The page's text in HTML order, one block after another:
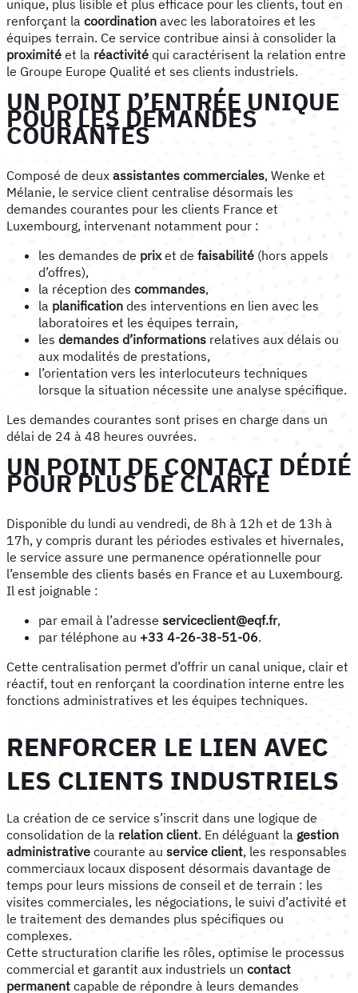
unique, plus lisible et plus efficace pour les clients, tout en
renforçant la coordination avec les laboratoires et les
équipes terrain. Ce service contribue ainsi à consolider la
proximité et la réactivité qui caractérisent la relation entre
le Groupe Europe Qualité et ses clients industriels.
UN POINT D’ENTRÉE UNIQUE
POUR LES DEMANDES
COURANTES
Composé de deux assistantes commerciales, Wenke et
Mélanie, le service client centralise désormais les
demandes courantes pour les clients France et
Luxembourg, intervenant notamment pour :
les demandes de prixet de faisabilité (hors appels
d’offres),
la réception des commandes,
la planification des interventions en lien avec les
laboratoires et les équipes terrain,
les demandes d’informations relatives aux délais ou
aux modalités de prestations,
l’orientation vers les interlocuteurs techniques
lorsque la situation nécessite une analyse spécifique.
Les demandes courantes sont prises en charge dans un
délai de 24 à 48 heures ouvrées.
UN POINT DE CONTACT DÉDIÉ
POUR PLUS DE CLARTÉ
Disponible du lundi au vendredi, de 8h à 12h et de 13h à
17h, y compris durant les périodes estivales et hivernales,
le service assure une permanence opérationnelle pour
l’ensemble des clients basés en France et au Luxembourg.
Il est joignable :
par email à l’adresse serviceclient@eqf.fr,
par téléphone au +33 4-26-38-51-06.
Cette centralisation permet d’offrir un canal unique, clair et
réactif, tout en renforçant la coordination interne entre les
fonctions administratives et les équipes techniques.
RENFORCER LE LIEN AVEC
LES CLIENTS INDUSTRIELS
La création de ce service s’inscrit dans une logique de
consolidation de la relation client. En déléguant la gestion
administrative courante au service client, les responsables
commerciaux locaux disposent désormais davantage de
temps pour leurs missions de conseil et de terrain : les
visites commerciales, les négociations, le suivi d’activité et
le traitement des demandes plus spécifiques ou
complexes.
Cette structuration clarifie les rôles, optimise le processus
commercial et garantit aux industriels un contact
permanent capable de répondre à leurs demandes